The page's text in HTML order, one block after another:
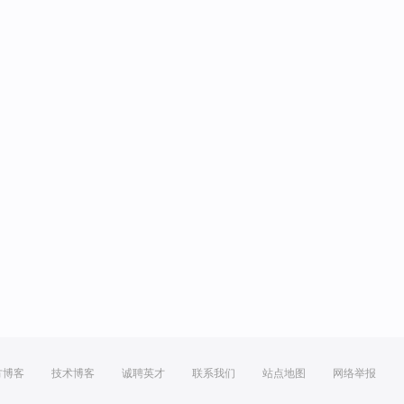
博客 技术博客 诚聘英才 联系我们 站点地图 网络举报